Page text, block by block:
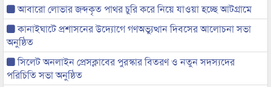
আবারো লোভার জব্দকৃত পাথর চুরি করে নিয়ে যাওয়া হচ্ছে আটগ্রামে
কানাইঘাটে প্রশাসনের উদ্যোগে গণঅভ্যুত্থান দিবসের আলোচনা সভা
অনুষ্ঠিত
সিলেট অনলাইন প্রেসক্লাবের পুরস্কার বিতরণ ও নতুন সদস্যদের
পরিচিতি সভা অনুষ্ঠিত